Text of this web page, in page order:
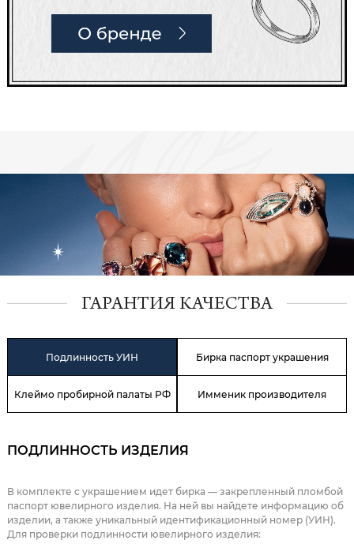
ГАРАНТИЯ КАЧЕСТВА
Подлинность УИН Бирка паспорт украшения
Клеймо пробирной палаты РФ Имменик производителя
ПОДЛИННОСТЬ ИЗДЕЛИЯ
В комплекте с украшением идет бирка — закрепленный пломбой
паспорт ювелирного изделия. На ней вы найдете информацию об
изделии, а также уникальный идентификационный номер (УИН).
Для проверки подлинности ювелирного изделия: